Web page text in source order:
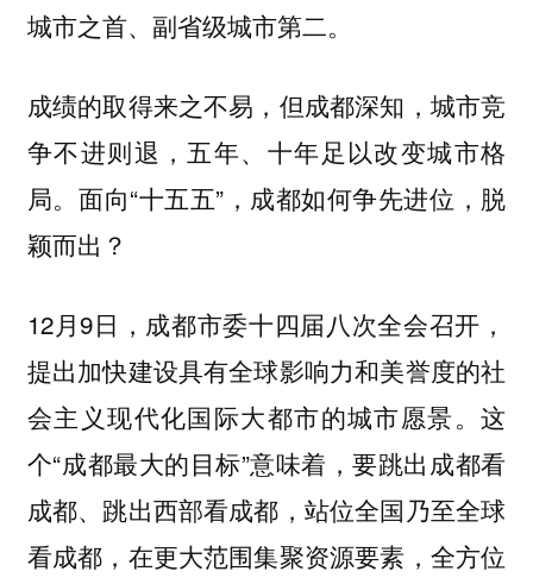
城市之首、副省级城市第二。
成绩的取得来之不易，但成都深知，城市竞
争不进则退，五年、十年足以改变城市格
局。面向“十五五”，成都如何争先进位，脱
颖而出？
12月9日，成都市委十四届八次全会召开，
提出加快建设具有全球影响力和美誉度的社
会主义现代化国际大都市的城市愿景。这
个“成都最大的目标”意味着，要跳出成都看
成都、跳出西部看成都，站位全国乃至全球
看成都，在更大范围集聚资源要素，全方位